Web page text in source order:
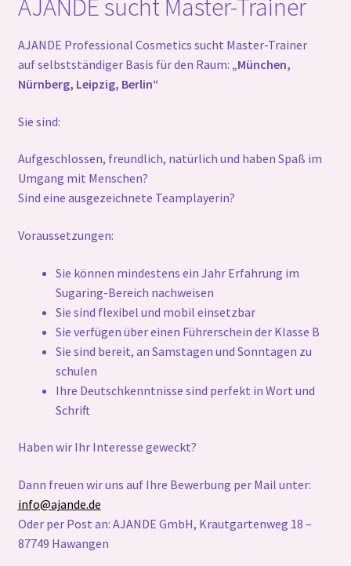
Jobs
Messetermine
Schulungstermine
Ajande
AJANDE sucht Master-Trainer
AJANDE Professional Cosmetics sucht Master-Trainer
auf selbstständiger Basis für den Raum: „München,
Nürnberg, Leipzig, Berlin“
Sie sind:
Aufgeschlossen, freundlich, natürlich und haben Spaß im
Umgang mit Menschen?
Sind eine ausgezeichnete Teamplayerin?
Voraussetzungen:
Sie können mindestens ein Jahr Erfahrung im
Sugaring-Bereich nachweisen
Sie sind flexibel und mobil einsetzbar
Sie verfügen über einen Führerschein der Klasse B
Sie sind bereit, an Samstagen und Sonntagen zu
schulen
Ihre Deutschkenntnisse sind perfekt in Wort und
Schrift
Haben wir Ihr Interesse geweckt?
Dann freuen wir uns auf Ihre Bewerbung per Mail unter:
info@ajande.de
Oder per Post an: AJANDE GmbH, Krautgartenweg 18 –
87749 Hawangen